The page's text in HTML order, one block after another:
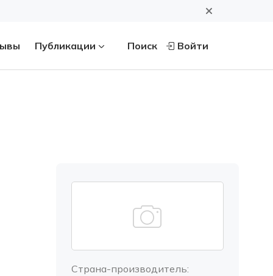
Публикации Поиск Войти
Страна-производитель: